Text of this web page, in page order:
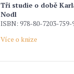
Tři studie o době
Nodl
ISBN: 978-80-7203-759-
Více o knize